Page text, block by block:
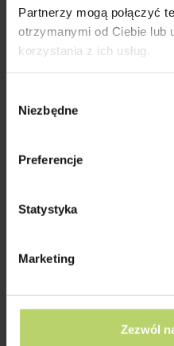
Partnerzy mogą połączyć
otrzymanymi od Ciebie lub
korzystania z ich usług.
zgody
Niezbędne
Preferencje
Statystyka
Marketing
Zezwól
Narodowe
Celem projektu
konstrukcji i
krzemowych
PERC o
fotokonwersji z